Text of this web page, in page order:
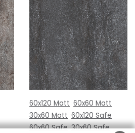
60x120 Matt 60x60 Matt
30x60 Matt 60x120 Safe
60x60 Safe 30x60 Safe